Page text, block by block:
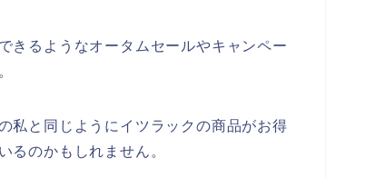
きるようなオータムセールやキャンペー
私と同じようにイツラックの商品がお得
るのかもしれません。